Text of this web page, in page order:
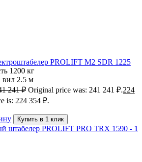
PROLIFT M2 SDR 1225
1200 кг
вил 2.5 м
241₽ Original price was: 241 241 ₽.224
is: 224 354 ₽.
Купить в 1 клик